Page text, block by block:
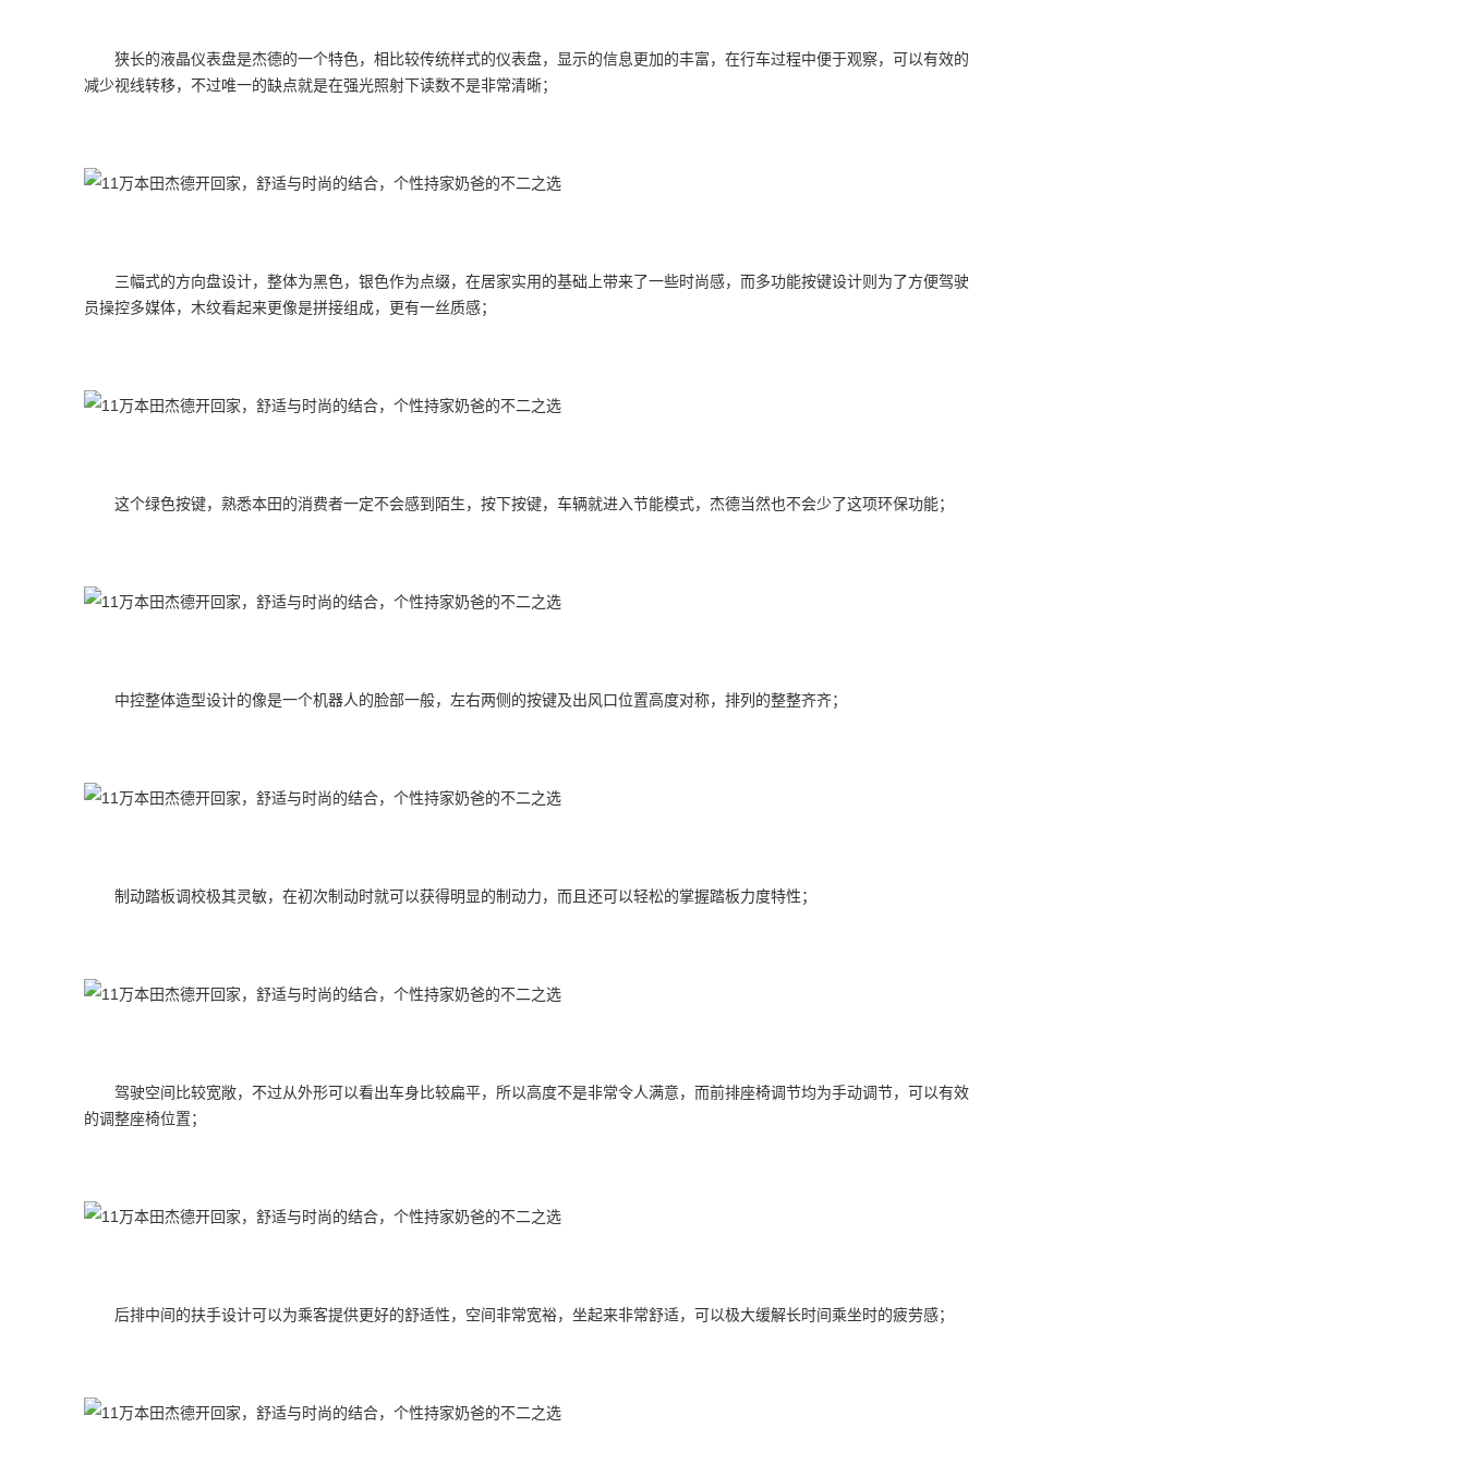
狭长的液晶仪表盘是杰德的一个特色，相比较传统样式的仪表盘，显示的信息更加的丰富，在行车过程中便于观察，可以有效的
减少视线转移，不过唯一的缺点就是在强光照射下读数不是非常清晰；
三幅式的方向盘设计，整体为黑色，银色作为点缀，在居家实用的基础上带来了一些时尚感，而多功能按键设计则为了方便驾驶
员操控多媒体，木纹看起来更像是拼接组成，更有一丝质感；
这个绿色按键，熟悉本田的消费者一定不会感到陌生，按下按键，车辆就进入节能模式，杰德当然也不会少了这项环保功能；
中控整体造型设计的像是一个机器人的脸部一般，左右两侧的按键及出风口位置高度对称，排列的整整齐齐；
制动踏板调校极其灵敏，在初次制动时就可以获得明显的制动力，而且还可以轻松的掌握踏板力度特性；
驾驶空间比较宽敞，不过从外形可以看出车身比较扁平，所以高度不是非常令人满意，而前排座椅调节均为手动调节，可以有效
的调整座椅位置；
后排中间的扶手设计可以为乘客提供更好的舒适性，空间非常宽裕，坐起来非常舒适，可以极大缓解长时间乘坐时的疲劳感；